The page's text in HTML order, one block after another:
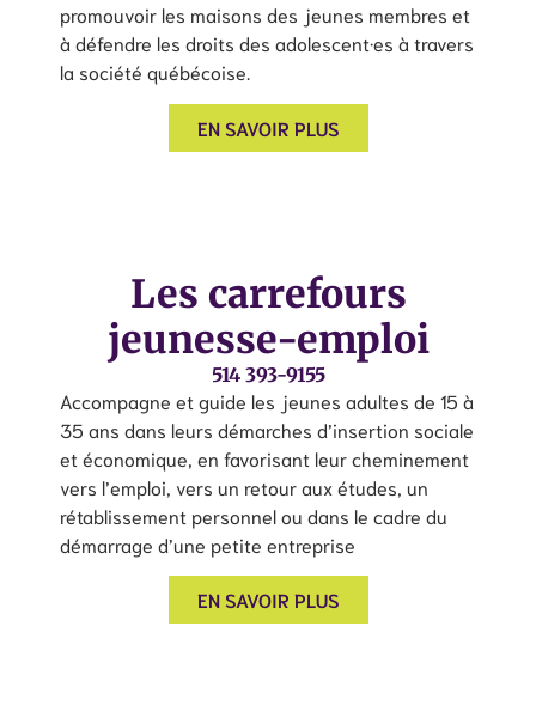
promouvoir les maisons des jeunes membres et
à défendre les droits des adolescent·es à travers
la société québécoise.
EN SAVOIR PLUS
Les carrefours
jeunesse-emploi
514 393-9155
Accompagne et guide les jeunes adultes de 15 à
35 ans dans leurs démarches d’insertion sociale
et économique, en favorisant leur cheminement
vers l’emploi, vers un retour aux études, un
rétablissement personnel ou dans le cadre du
démarrage d’une petite entreprise
EN SAVOIR PLUS